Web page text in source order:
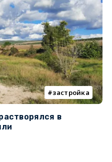
застройка
в